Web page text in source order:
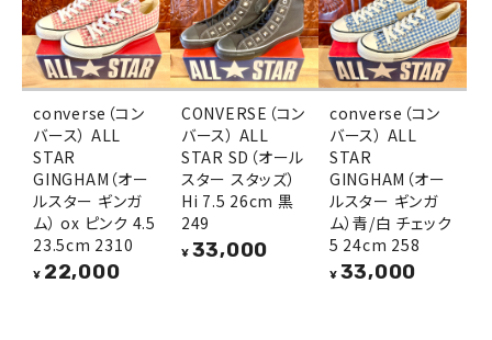
converse（コン
バース） ALL
STAR
GINGHAM（オー
ルスター ギンガ
ム） ox ピンク 4.5
23.5cm 2310
¥ 22,000
CONVERSE（コン
バース） ALL
STAR SD（オール
スター スタッズ）
Hi 7.5 26cm 黒
249
¥ 33,000
converse（コン
バース） ALL
STAR
GINGHAM（オー
ルスター ギンガ
ム）青/白 チェック
5 24cm 258
¥ 33,000